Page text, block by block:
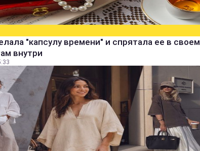
"капсулу времени" и спрятала ее в
внутри